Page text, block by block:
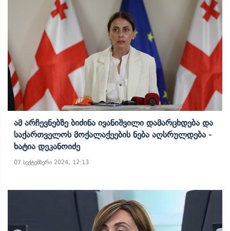
Ამ Არჩევნებზე Ბიძინა Ივანიშვილი Დამარცხდება Და
Საქართველოს Მოქალაქეების Ნება Აღსრულდება -
Ხატია Დეკანოიძე
07 სექტემბერი 2024, 12:13